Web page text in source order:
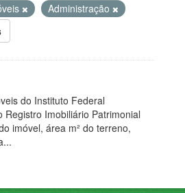
Administração
do Instituto Federal
Registro Imobiliário Patrimonial
imóvel, área m² do terreno,